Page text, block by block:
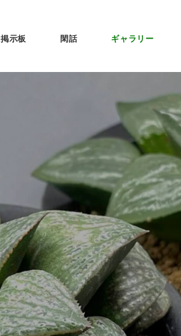
掲示板 閑話 ギャラリー